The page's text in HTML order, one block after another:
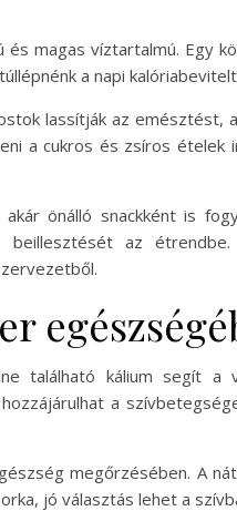
magas víztartalmú. Egy
a napi
lassítják az emésztést,
a cukros és zsíros ételek
önálló snackként is
az
kálium segít a
a
megőrzésében. A
jó választás lehet a